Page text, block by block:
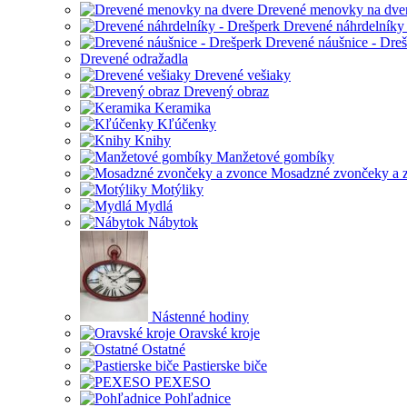
Drevené menovky na
Drevené
Drevené náušnice -
Drevené odražadla
Drevené vešiaky
Drevený obraz
Keramika
Kľúčenky
Knihy
Manžetové gombíky
Mosadzné zvončeky a
Motýliky
Mydlá
Nábytok
Nástenné hodiny
Oravské kroje
Ostatné
Pastierske biče
PEXESO
Pohľadnice